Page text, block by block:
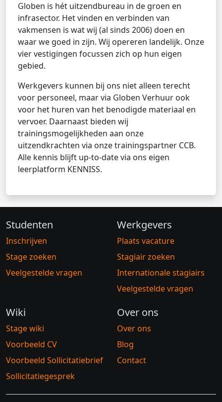
Globen is hét uitzendbureau in de groen en
infrasector. Het vinden en verbinden van
vakmensen is wat wij (al sinds 2006) doen en
waar we goed in zijn. Wij opereren landelijk. Onze
vier vestigingen focussen zich op hun eigen
gebied.
Werkgevers kunnen bij ons niet alleen terecht
voor personeel, maar via Globen Verhuur ook
voor het huren van het benodigde materiaal en
vervoer. Daarnaast bieden wij
trainingsmogelijkheden aan onze
uitzendkrachten via onze trainingspartner CCB.
Alle kennis blijft up-to-date via ons eigen
leerplatform KENNISS.
Studenten
Inschrijven
Stage zoeken
Veelgestelde vragen
Werkgevers
Plaats vacature
Stagiair zoeken
Internationale stagiairs
Veelgestelde vragen
Wiki
Stage wiki
Voorbeeld CV
Voorbeeld Sollicitatiebrief
Sollicitatiegesprek
Over ons
Over ons
Blog
Contact